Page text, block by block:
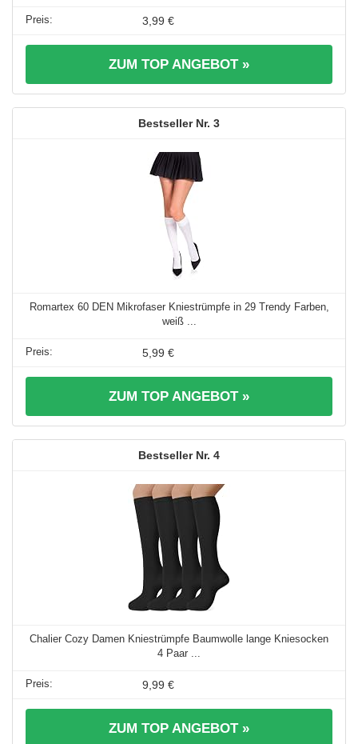
3,99 €
ZUM TOP ANGEBOT »
3
Romartex 60 DEN Mikrofaser Kniestrümpfe in 29 Trendy Farben,
weiß ...
5,99 €
ZUM TOP ANGEBOT »
4
Chalier Cozy Damen Kniestrümpfe Baumwolle lange Kniesocken
4 Paar ...
9,99 €
ZUM TOP ANGEBOT »